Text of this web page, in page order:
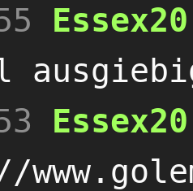
Essex20
Essex20